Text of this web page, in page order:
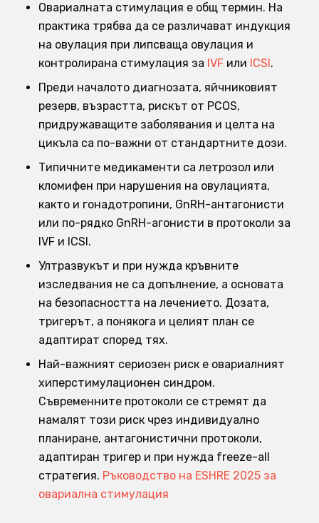
Овариалната стимулация е общ термин. На
практика трябва да се различават индукция
на овулация при липсваща овулация и
контролирана стимулация за IVF или ICSI.
Преди началото диагнозата, яйчниковият
резерв, възрастта, рискът от PCOS,
придружаващите заболявания и целта на
цикъла са по-важни от стандартните дози.
Типичните медикаменти са летрозол или
кломифен при нарушения на овулацията,
както и гонадотропини, GnRH-антагонисти
или по-рядко GnRH-агонисти в протоколи за
IVF и ICSI.
Ултразвукът и при нужда кръвните
изследвания не са допълнение, а основата
на безопасността на лечението. Дозата,
тригерът, а понякога и целият план се
адаптират според тях.
Най-важният сериозен риск е овариалният
хиперстимулационен синдром.
Съвременните протоколи се стремят да
намалят този риск чрез индивидуално
планиране, антагонистични протоколи,
адаптиран тригер и при нужда freeze-all
стратегия. Ръководство на ESHRE 2025 за
овариална стимулация